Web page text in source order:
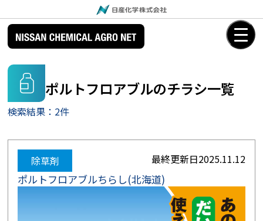
ポルトフロアブルのチラシ一覧
検索結果：2件
除草剤 最終更新日2025.11.12
ポルトフロアブルちらし(北海道)